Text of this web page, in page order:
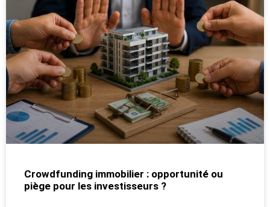
Crowdfunding immobilier : opportunité ou
piège pour les investisseurs ?